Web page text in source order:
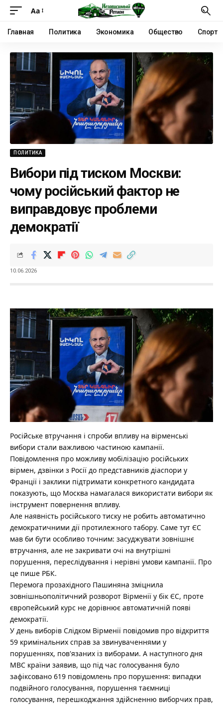
Аа
Главная Политика Экономика Общество Спорт
ПОЛИТИКА
Вибори під тиском Москви:
чому російський фактор не
виправдовує проблеми
демократії
10.06.2026
Російське втручання і спроби впливу на вірменські
вибори стали важливою частиною кампанії.
Повідомлення про можливу мобілізацію російських
вірмен, дзвінки з Росії до представників діаспори у
Франції і заклики підтримати конкретного кандидата
показують, що Москва намагалася використати вибори як
інструмент повернення впливу.
Але наявність російського тиску не робить автоматично
демократичними дії протилежного табору. Саме тут ЄС
мав би бути особливо точним: засуджувати зовнішнє
втручання, але не закривати очі на внутрішні
порушення, переслідування і нерівні умови кампанії. Про
це пише РБК.
Перемога прозахідного Пашиняна зміцнила
зовнішньополітичний розворот Вірменії у бік ЄС, проте
європейський курс не дорівнює автоматичній появі
демократії.
У день виборів Слідком Вірменії повідомив про відкриття
59 кримінальних справ за звинуваченнями у
порушеннях, пов'язаних із виборами. А наступного дня
МВС країни заявив, що під час голосування було
зафіксовано 619 повідомлень про порушення: випадки
подвійного голосування, порушення таємниці
голосування, перешкоджання здійсненню виборчих прав,